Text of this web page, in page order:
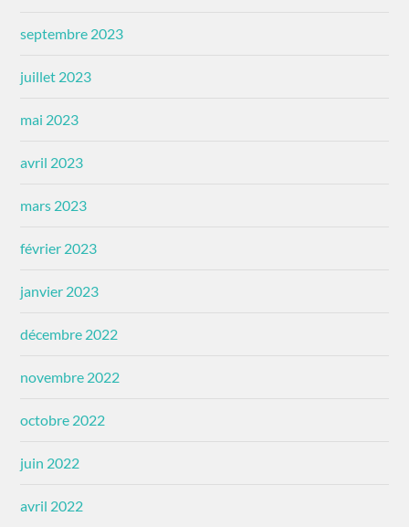
septembre 2023
juillet 2023
mai 2023
avril 2023
mars 2023
février 2023
janvier 2023
décembre 2022
novembre 2022
octobre 2022
juin 2022
avril 2022